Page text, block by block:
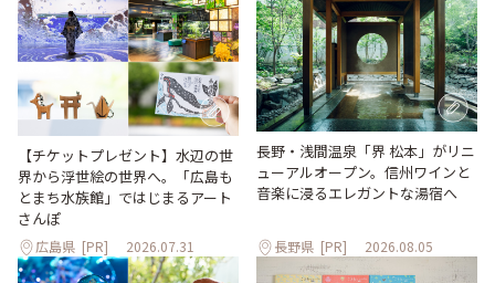
【チケットプレゼント】水辺の世
界から浮世絵の世界へ。「広島も
とまち水族館」ではじまるアート
さんぽ
広島県 [PR] 2026.07.31
長野・浅間温泉「界 松本」がリニ
ューアルオープン。信州ワインと
音楽に浸るエレガントな湯宿へ
長野県 [PR] 2026.08.05